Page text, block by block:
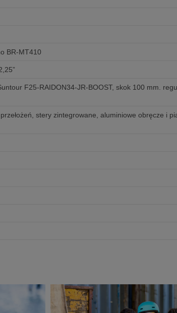
BR-MT410
F25-RAIDON34-JR-BOOST, skok 100 mm.
stery zintegrowane, aluminiowe obręcze i